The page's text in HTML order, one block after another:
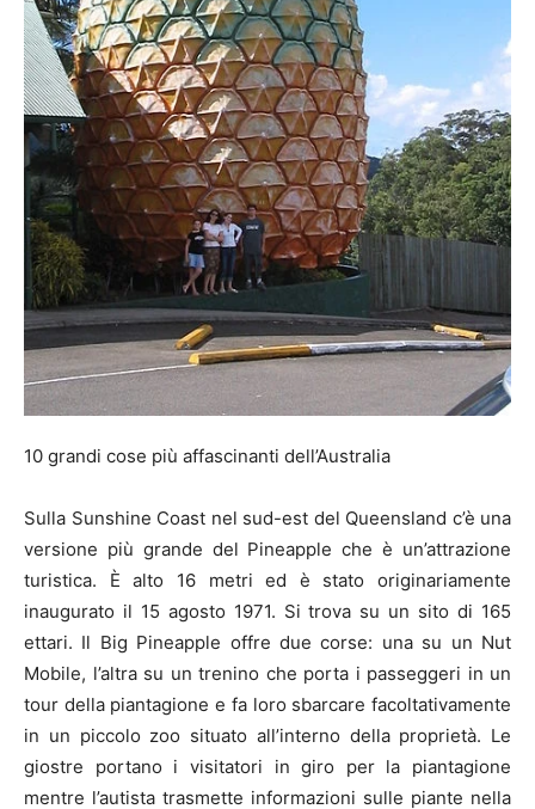
10 grandi cose più affascinanti dell’Australia
Sulla Sunshine Coast nel sud-est del Queensland c’è una
versione più grande del Pineapple che è un’attrazione
turistica. È alto 16 metri ed è stato originariamente
inaugurato il 15 agosto 1971. Si trova su un sito di 165
ettari. Il Big Pineapple offre due corse: una su un Nut
Mobile, l’altra su un trenino che porta i passeggeri in un
tour della piantagione e fa loro sbarcare facoltativamente
in un piccolo zoo situato all’interno della proprietà. Le
giostre portano i visitatori in giro per la piantagione
mentre l’autista trasmette informazioni sulle piante nella